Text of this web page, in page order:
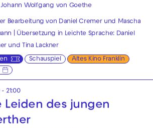
Wolfgang von Goethe
Bearbeitung von Daniel Cremer und Mascha
| Übersetzung in Leichte Sprache: Daniel
und Tina Lackner
Schauspiel
Altes Kino Franklin
21:00
Leiden des jungen